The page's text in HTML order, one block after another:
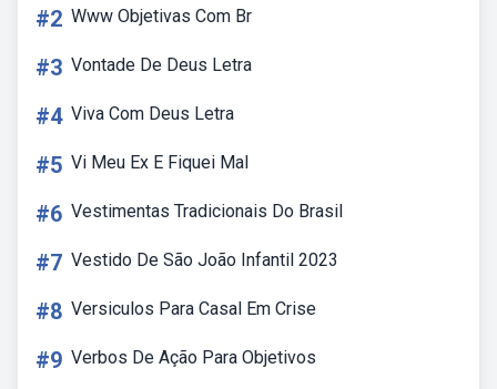
#2 Www Objetivas Com Br
#3 Vontade De Deus Letra
#4 Viva Com Deus Letra
#5 Vi Meu Ex E Fiquei Mal
#6 Vestimentas Tradicionais Do Brasil
#7 Vestido De São João Infantil 2023
#8 Versiculos Para Casal Em Crise
#9 Verbos De Ação Para Objetivos